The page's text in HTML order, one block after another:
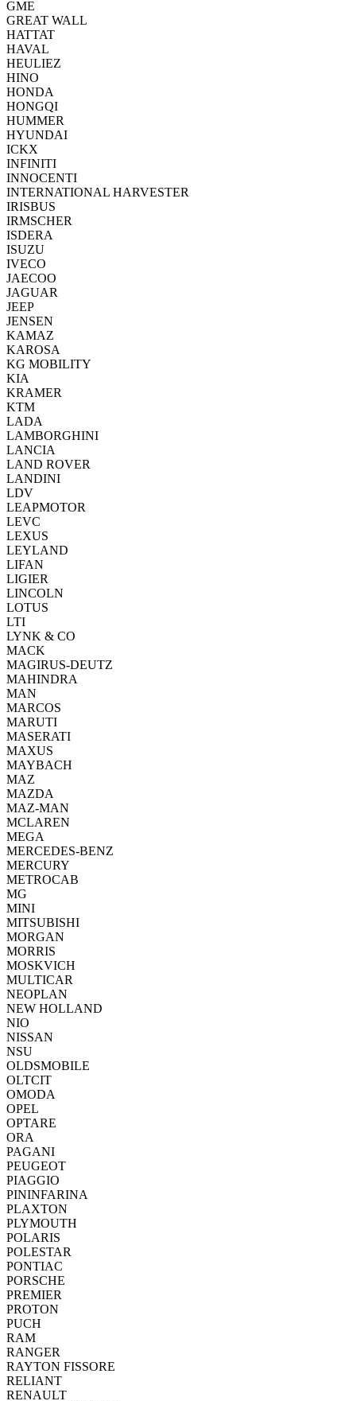
GME
GREAT WALL
HATTAT
HAVAL
HEULIEZ
HINO
HONDA
HONGQI
HUMMER
HYUNDAI
ICKX
INFINITI
INNOCENTI
INTERNATIONAL HARVESTER
IRISBUS
IRMSCHER
ISDERA
ISUZU
IVECO
JAECOO
JAGUAR
JEEP
JENSEN
KAMAZ
KAROSA
KG MOBILITY
KIA
KRAMER
KTM
LADA
LAMBORGHINI
LANCIA
LAND ROVER
LANDINI
LDV
LEAPMOTOR
LEVC
LEXUS
LEYLAND
LIFAN
LIGIER
LINCOLN
LOTUS
LTI
LYNK & CO
MACK
MAGIRUS-DEUTZ
MAHINDRA
MAN
MARCOS
MARUTI
MASERATI
MAXUS
MAYBACH
MAZ
MAZDA
MAZ-MAN
MCLAREN
MEGA
MERCEDES-BENZ
MERCURY
METROCAB
MG
MINI
MITSUBISHI
MORGAN
MORRIS
MOSKVICH
MULTICAR
NEOPLAN
NEW HOLLAND
NIO
NISSAN
NSU
OLDSMOBILE
OLTCIT
OMODA
OPEL
OPTARE
ORA
PAGANI
PEUGEOT
PIAGGIO
PININFARINA
PLAXTON
PLYMOUTH
POLARIS
POLESTAR
PONTIAC
PORSCHE
PREMIER
PROTON
PUCH
RAM
RANGER
RAYTON FISSORE
RELIANT
RENAULT